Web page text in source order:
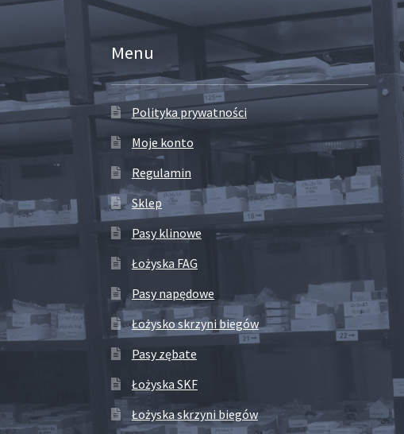
Menu
Polityka prywatności
Moje konto
Regulamin
Sklep
Pasy klinowe
Łożyska FAG
Pasy napędowe
Łożysko skrzyni biegów
Pasy zębate
Łożyska SKF
Łożyska skrzyni biegów